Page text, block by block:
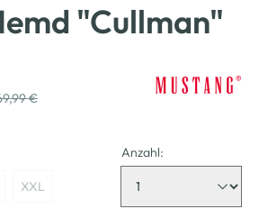
"Cullman"
€
XXL
Anzahl: